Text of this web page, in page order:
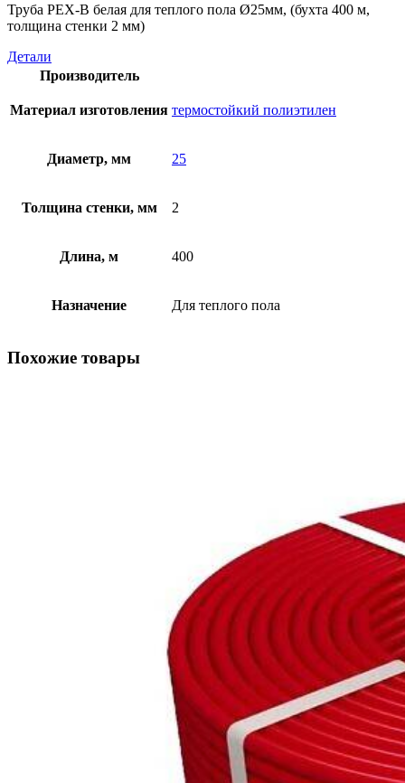
Труба PEX-B белая для теплого пола Ø25мм, (бухта 400 м,
толщина стенки 2 мм)
Детали
Производитель
Материал изготовления термостойкий полиэтилен
Диаметр, мм 25
Толщина стенки, мм 2
Длина, м 400
Назначение Для теплого пола
Похожие товары